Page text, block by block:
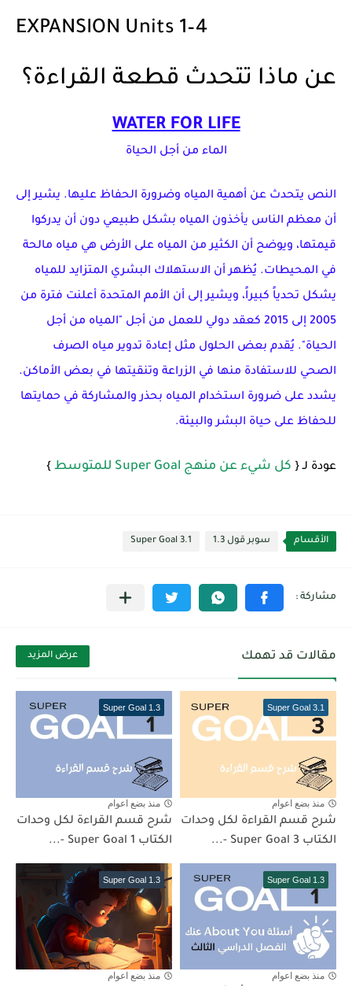
EXPANSION Units 1–4
عن ماذا تتحدث قطعة القراءة؟
WATER FOR LIFE
الماء من أجل الحياة
النص يتحدث عن أهمية المياه وضرورة الحفاظ عليها. يشير إلى
أن معظم الناس يأخذون المياه بشكل طبيعي دون أن يدركوا
قيمتها، ويوضح أن الكثير من المياه على الأرض هي مياه مالحة
في المحيطات. يُظهر أن الاستهلاك البشري المتزايد للمياه
يشكل تحدياً كبيراً، ويشير إلى أن الأمم المتحدة أعلنت فترة من
2005 إلى 2015 كعقد دولي للعمل من أجل "المياه من أجل
الحياة". يُقدم بعض الحلول مثل إعادة تدوير مياه الصرف
الصحي للاستفادة منها في الزراعة وتنقيتها في بعض الأماكن.
يشدد على ضرورة استخدام المياه بحذر والمشاركة في حمايتها
للحفاظ على حياة البشر والبيئة.
عودة لـ { كل شيء عن منهج Super Goal للمتوسط }
الأقسام سوبر قول 1.3 Super Goal 3.1
مقالات قد تهمك عرض المزيد
Super Goal 3.1
منذ بضع اعوام
شرح قسم القراءة لكل وحدات
الكتاب Super Goal 3 -...
Super Goal 1.3
منذ بضع اعوام
شرح قسم القراءة لكل وحدات
الكتاب Super Goal 1 -...
Super Goal 1.3
منذ بضع اعوام
Super Goal 1.3
منذ بضع اعوام